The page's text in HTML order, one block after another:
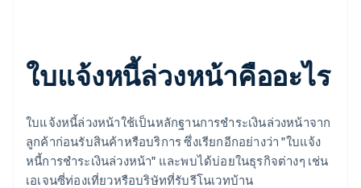
ใบแจ้งหนี้ล่วงหน้าคืออะไร
ใบแจ้งหนี้ล่วงหน้าใช้เป็นหลักฐานการชำระเงินล่วงหน้าจาก
ลูกค้าก่อนรับสินค้าหรือบริการ ซึ่งเรียกอีกอย่างว่า "ใบแจ้ง
หนี้การชำระเงินล่วงหน้า" และพบได้บ่อยในธุรกิจต่างๆ เช่น
เอเจนซี่ท่องเที่ยวหรือบริษัทที่รับรีโนเวทบ้าน